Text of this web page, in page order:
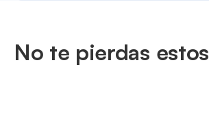
No te pierdas estos